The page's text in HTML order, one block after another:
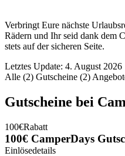
Verbringt Eure nächste
Rädern und Ihr seid dank dem
stets auf der sicheren Seite.
Letztes Update: 4. August 2026
Alle (2) Gutscheine (2)
Gutscheine bei
100€Rabatt
100€ CamperDays
Einlösedetails